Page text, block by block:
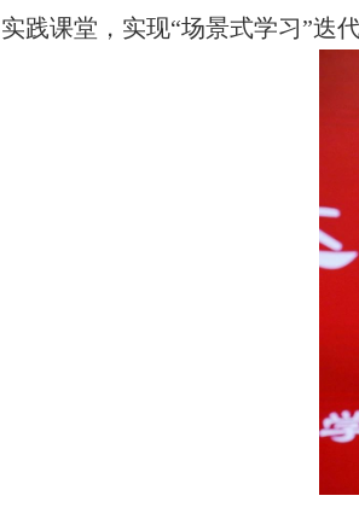
实践课堂，实现“场景式学习”迭代